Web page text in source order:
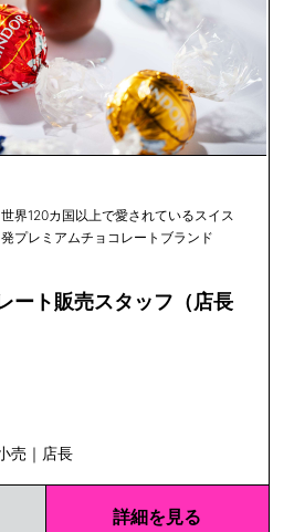
世界120カ国以上で愛されているスイス
発プレミアムチョコレートブランド
ート販売スタッフ（店長
売｜店長
詳細を見る